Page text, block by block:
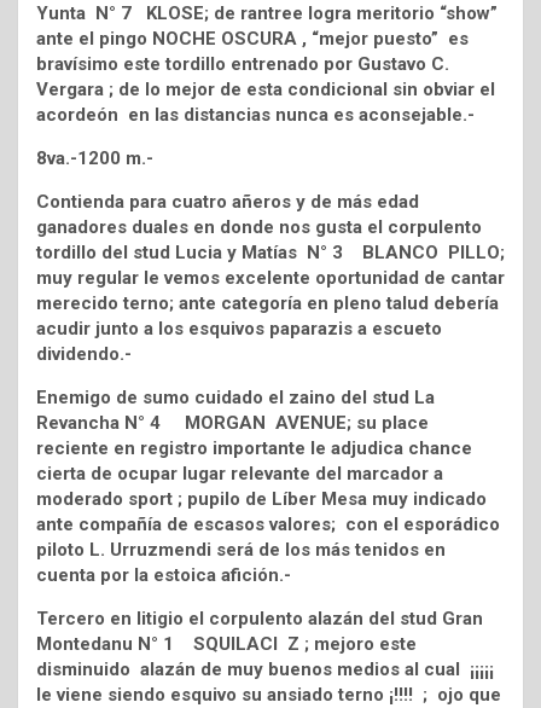
Yunta N° 7 KLOSE; de rantree logra meritorio “show”
ante el pingo NOCHE OSCURA , “mejor puesto” es
bravísimo este tordillo entrenado por Gustavo C.
Vergara ; de lo mejor de esta condicional sin obviar el
acordeón en las distancias nunca es aconsejable.-
8va.-1200 m.-
Contienda para cuatro añeros y de más edad
ganadores duales en donde nos gusta el corpulento
tordillo del stud Lucia y Matías N° 3 BLANCO PILLO;
muy regular le vemos excelente oportunidad de cantar
merecido terno; ante categoría en pleno talud debería
acudir junto a los esquivos paparazis a escueto
dividendo.-
Enemigo de sumo cuidado el zaino del stud La
Revancha N° 4 MORGAN AVENUE; su place
reciente en registro importante le adjudica chance
cierta de ocupar lugar relevante del marcador a
moderado sport ; pupilo de Líber Mesa muy indicado
ante compañía de escasos valores; con el esporádico
piloto L. Urruzmendi será de los más tenidos en
cuenta por la estoica afición.-
Tercero en litigio el corpulento alazán del stud Gran
Montedanu N° 1 SQUILACI Z ; mejoro este
disminuido alazán de muy buenos medios al cual ¡¡¡¡¡
le viene siendo esquivo su ansiado terno ¡!!!! ; ojo que